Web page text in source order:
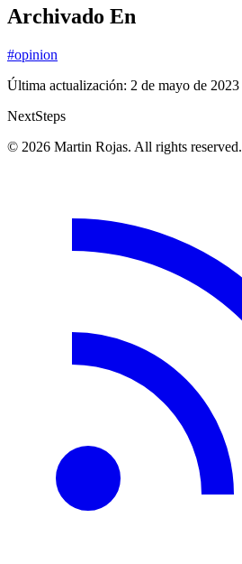
Archivado En
#opinion
Última actualización: 2 de mayo de 2023
NextSteps
© 2026 Martin Rojas. All rights reserved.